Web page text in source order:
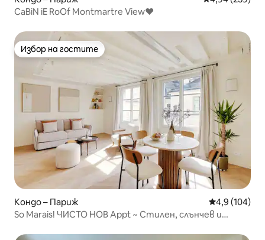
CaBiN iE RoOf Montmartre View♥
Избор на гостите
Избор на гостите
Кондо – Париж Средна
4,9 (104)
So Marais! ЧИСТО НОВ Appt ~ Стилен, слънчев и